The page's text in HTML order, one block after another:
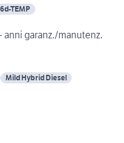
TEMP
anni garanz./manutenz.
Mild Hybrid Diesel